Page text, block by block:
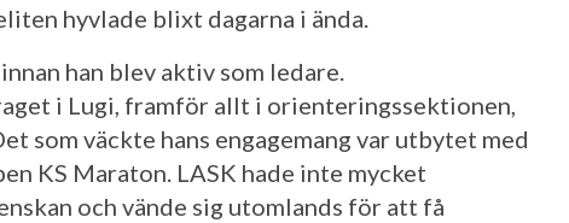
hyvlade blixt dagarna i ända.
han blev aktiv som ledare.
i Lugi, framför allt i orienteringssektionen,
som väckte hans engagemang var utbytet med
KS Maraton. LASK hade inte mycket
och vände sig utomlands för att få